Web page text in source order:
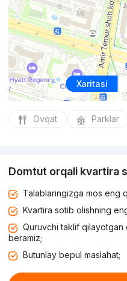
Xaritasi
Ovqat Parklar
Domtut orqali kvartira
Talablaringizga mos eng
Kvartira sotib olishning
Quruvchi taklif qilayotgan
beramiz;
Butunlay bepul maslahat;